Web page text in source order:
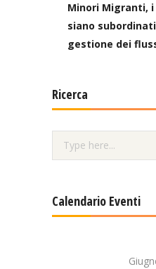
Minori Migranti,
siano
gestione dei
Ricerca
Calendario Eventi